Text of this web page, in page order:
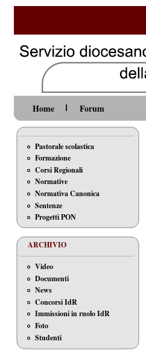
Home Forum
Pastorale scolastica
Formazione
Corsi Regionali
Normative
Normativa Canonica
Sentenze
Progetti PON
ARCHIVIO
Video
Documenti
News
Concorsi IdR
Immissioni in ruolo IdR
Foto
Studenti